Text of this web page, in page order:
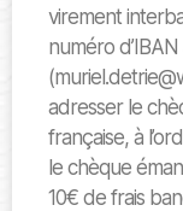
virement
numéro
adresser le
française, à
le chèque
10€ de frais